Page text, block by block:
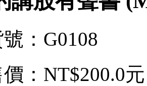
：G0108
： NT$200.0元